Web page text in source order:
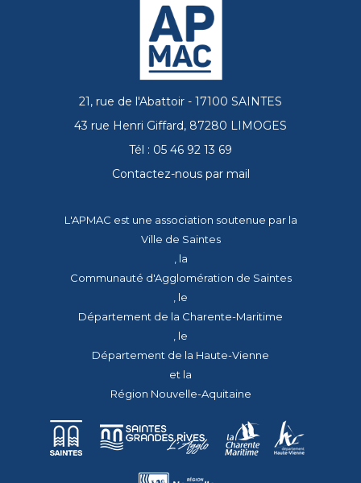
21, rue de l'Abattoir - 17100 SAINTES
43 rue Henri Giffard, 87280 LIMOGES
Tél : 05 46 92 13 69
Contactez-nous par mail
L'APMAC est une association soutenue par la
Ville de Saintes
, la
Communauté d'Agglomération de Saintes
, le
Département de la Charente-Maritime
, le
Département de la Haute-Vienne
et la
Région Nouvelle-Aquitaine